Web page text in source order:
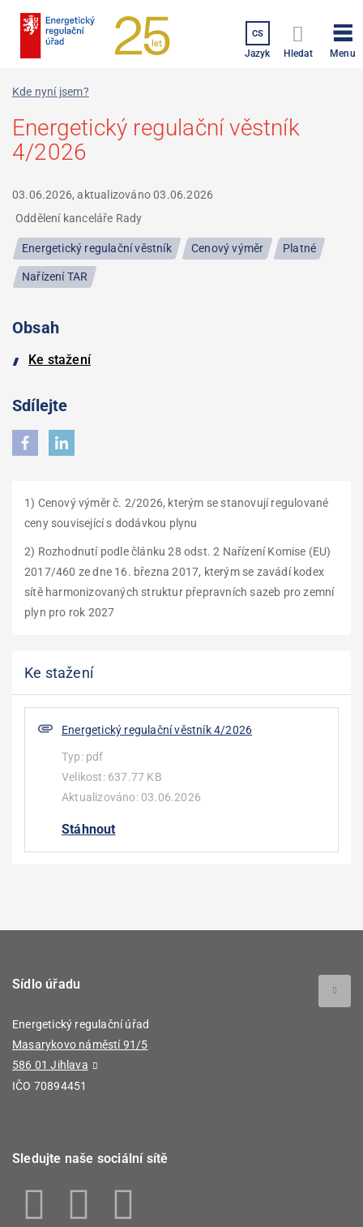
CS
Jazyk Hledat Menu
Kde nyní jsem?
Energetický regulační věstník
4/2026
03.06.2026, aktualizováno03.06.2026
Oddělení kanceláře Rady
Energetický regulační věstník Cenový výměr Platné
Nařízení TAR
1) Cenový výměr č. 2/2026, kterým se stanovují regulované
ceny související s dodávkou plynu
2) Rozhodnutí podle článku 28 odst. 2 Nařízení Komise (EU)
2017/460 ze dne 16. března 2017, kterým se zavádí kodex
sítě harmonizovaných struktur přepravních sazeb pro zemní
plyn pro rok 2027
Ke stažení
Energetický regulační věstník 4/2026
Typ: pdf
Velikost: 637.77 KB
Aktualizováno: 03.06.2026
Stáhnout
Obsah
Ke stažení
Sdílejte
Sídlo úřadu
Energetický regulační úřad
Masarykovo náměstí 91/5
586 01 Jihlava
IČO 70894451
Sledujte naše sociální sítě